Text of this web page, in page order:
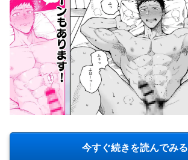
今すぐ続きを読んでみる